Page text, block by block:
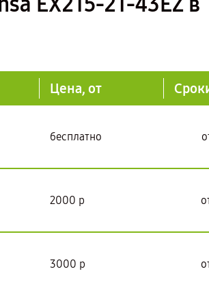
Цена, от
бесплатно
2000 р
3000 р